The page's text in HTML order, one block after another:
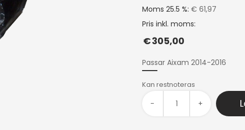
Moms 25.5 %: € 61,97
Pris inkl. moms:
€305,00
Passar Aixam 2014-2016
Kan restnoteras
- +